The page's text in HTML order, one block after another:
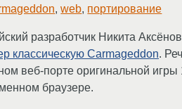
,web, портирование
разработчик Никита
классическую Carmageddon.
веб-порте оригинальной
браузере.